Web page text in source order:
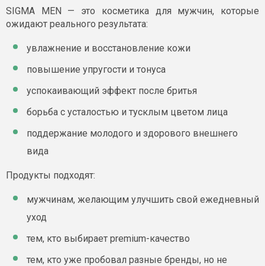
SIGMA MEN — это косметика для мужчин, которые
ожидают реального результата:
увлажнение и восстановление кожи
повышение упругости и тонуса
успокаивающий эффект после бритья
борьба с усталостью и тусклым цветом лица
поддержание молодого и здорового внешнего
вида
Продукты подходят:
мужчинам, желающим улучшить свой ежедневный
уход
тем, кто выбирает premium-качество
тем, кто уже пробовал разные бренды, но не